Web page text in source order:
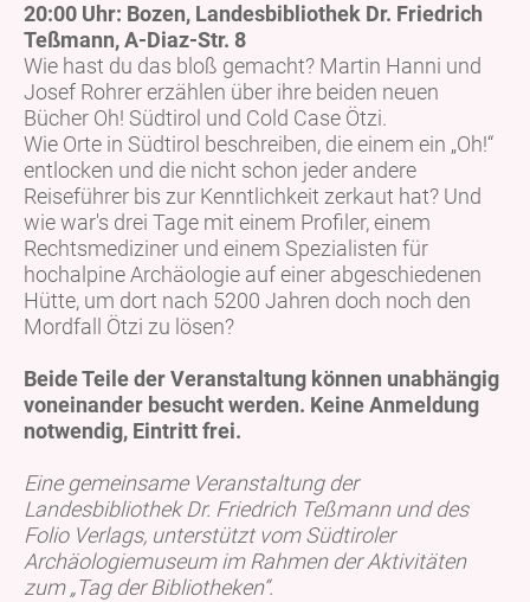
20:00 Uhr: Bozen, Landesbibliothek Dr. Friedrich
Teßmann, A-Diaz-Str. 8
Wie hast du das bloß gemacht? Martin Hanni und
Josef Rohrer erzählen über ihre beiden neuen
Bücher Oh! Südtirol und Cold Case Ötzi.
Wie Orte in Südtirol beschreiben, die einem ein „Oh!“
entlocken und die nicht schon jeder andere
Reiseführer bis zur Kenntlichkeit zerkaut hat? Und
wie war's drei Tage mit einem Profiler, einem
Rechtsmediziner und einem Spezialisten für
hochalpine Archäologie auf einer abgeschiedenen
Hütte, um dort nach 5200 Jahren doch noch den
Mordfall Ötzi zu lösen?
Beide Teile der Veranstaltung können unabhängig
voneinander besucht werden. Keine Anmeldung
notwendig, Eintritt frei.
Eine gemeinsame Veranstaltung der
Landesbibliothek Dr. Friedrich Teßmann und des
Folio Verlags, unterstützt vom Südtiroler
Archäologiemuseum im Rahmen der Aktivitäten
zum „Tag der Bibliotheken“.